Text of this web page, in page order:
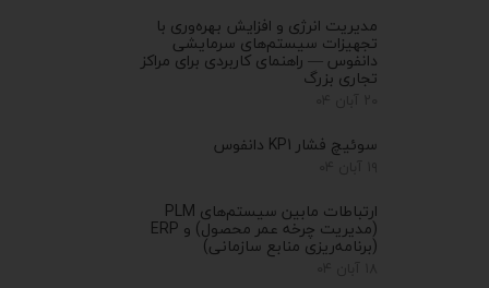
مدیریت انرژی و افزایش بهره‌وری با
تجهیزات سیستم‌های سرمایشی
دانفوس — راهنمای کاربردی برای مراکز
تجاری بزرگ
سوئیچ فشار KP1 دانفوس
ارتباطات مابین سیستم‌های PLM
(مدیریت چرخه عمر محصول) و ERP
(برنامه‌ریزی منابع سازمانی)